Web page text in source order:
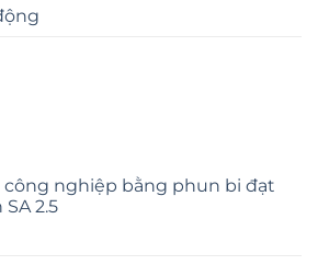
công nghiệp bằng phun bi đạt
2.5